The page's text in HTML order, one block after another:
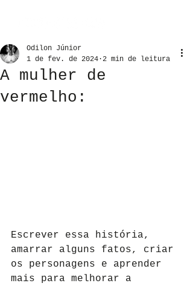
A mulher de
vermelho:
Odilon Júnior
1 de fev. de 2024 2 min de leitura
Escrever essa história,
amarrar alguns fatos, criar
os personagens e aprender
mais para melhorar a